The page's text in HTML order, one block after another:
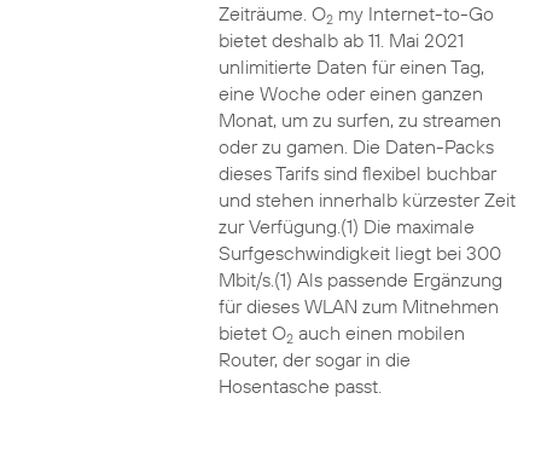
Zeiträume. O2my Internet-to-Go
bietet deshalb ab 11. Mai 2021
unlimitierte Daten für einen Tag,
eine Woche oder einen ganzen
Monat, um zu surfen, zu streamen
oder zu gamen. Die Daten-Packs
dieses Tarifs sind flexibel buchbar
und stehen innerhalb kürzester Zeit
zur Verfügung.(1) Die maximale
Surfgeschwindigkeit liegt bei 300
Mbit/s.(1) Als passende Ergänzung
für dieses WLAN zum Mitnehmen
bietet O2auch einen mobilen
Router, der sogar in die
Hosentasche passt.